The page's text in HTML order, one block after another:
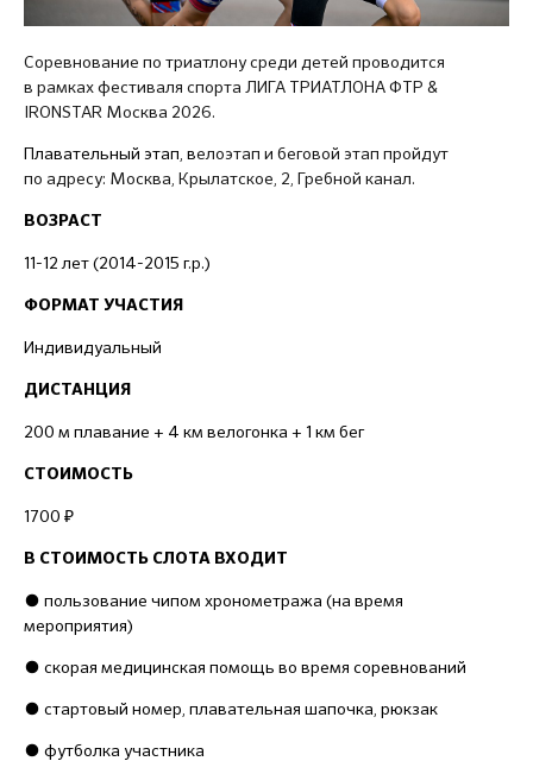
Соревнование по триатлону среди детей проводится
в рамках фестиваля спорта ЛИГА ТРИАТЛОНА ФТР &
IRONSTAR Москва 2026.
Плавательный этап, велоэтап и беговой этап пройдут
по адресу: Москва, Крылатское, 2, Гребной канал.
ВОЗРАСТ
11-12 лет (2014-2015 г.р.)
ФОРМАТ УЧАСТИЯ
Индивидуальный
ДИСТАНЦИЯ
200 м плавание + 4 км велогонка + 1 км бег
СТОИМОСТЬ
1700 ₽
В СТОИМОСТЬ СЛОТА ВХОДИТ
● пользование чипом хронометража (на время
мероприятия)
● скорая медицинская помощь во время соревнований
● стартовый номер, плавательная шапочка, рюкзак
● футболка участника